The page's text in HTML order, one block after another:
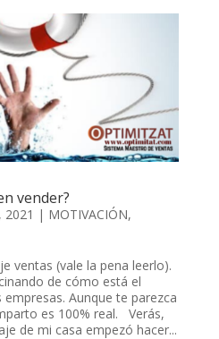
vender?
2021 | MOTIVACIÓN,
ventas (vale la pena leerlo).
de cómo está el
Aunque te parezca
es 100% real. Verás,
de mi casa empezó hacer...